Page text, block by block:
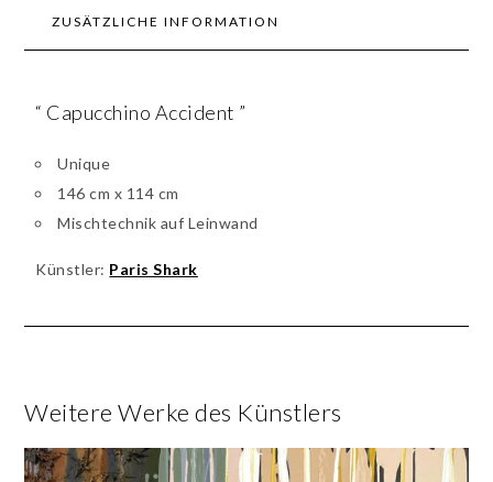
ZUSÄTZLICHE INFORMATION
“ Capucchino Accident ”
Unique
146 cm x 114 cm
Mischtechnik auf Leinwand
Künstler: Paris Shark
Weitere Werke des Künstlers